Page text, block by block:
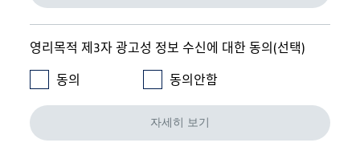
영리목적 제3자 광고성 정보 수신에 대한 동의(선택)
동의
동의안함
자세히 보기